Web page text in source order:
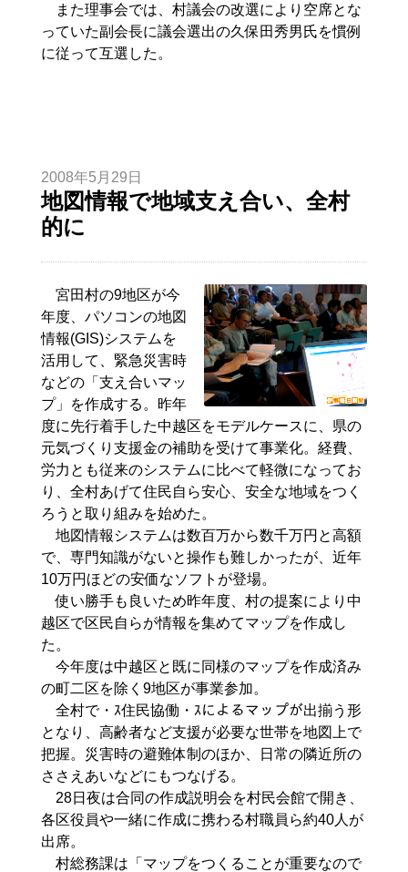
また理事会では、村議会の改選により空席とな
っていた副会長に議会選出の久保田秀男氏を慣例
に従って互選した。
2008年5月29日
地図情報で地域支え合い、全村
的に
宮田村の9地区が今
年度、パソコンの地図
情報(GIS)システムを
活用して、緊急災害時
などの「支え合いマッ
プ」を作成する。昨年
度に先行着手した中越区をモデルケースに、県の
元気づくり支援金の補助を受けて事業化。経費、
労力とも従来のシステムに比べて軽微になってお
り、全村あげて住民自ら安心、安全な地域をつく
ろうと取り組みを始めた。
地図情報システムは数百万から数千万円と高額
で、専門知識がないと操作も難しかったが、近年
10万円ほどの安価なソフトが登場。
使い勝手も良いため昨年度、村の提案により中
越区で区民自らが情報を集めてマップを作成し
た。
今年度は中越区と既に同様のマップを作成済み
の町二区を除く9地区が事業参加。
全村で・ｽ住民協働・ｽによるマップが出揃う形
となり、高齢者など支援が必要な世帯を地図上で
把握。災害時の避難体制のほか、日常の隣近所の
ささえあいなどにもつなげる。
28日夜は合同の作成説明会を村民会館で開き、
各区役員や一緒に作成に携わる村職員ら約40人が
出席。
村総務課は「マップをつくることが重要なので